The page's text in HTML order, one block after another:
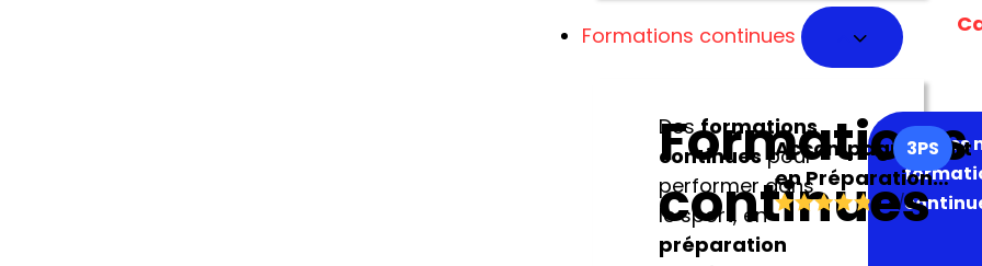
Formations continues
Formations
continues
Desformations
continuespour
performer dans
le sport, en
préparation
Toutes
3PS
Accompagnement
en Préparation
Physique et
Performance
4.8/5